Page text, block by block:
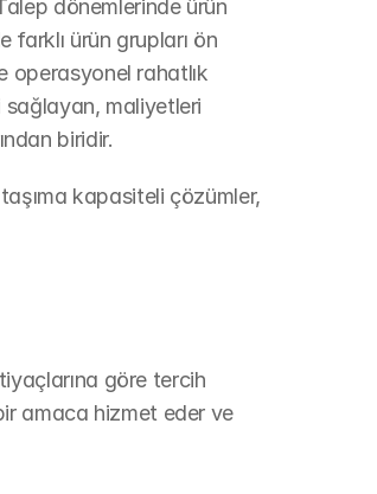
dönemlerinde ürün
ürün grupları ön
operasyonel rahatlık
maliyetleri
biridir.
kapasiteli çözümler,
göre tercih
amaca hizmet eder ve